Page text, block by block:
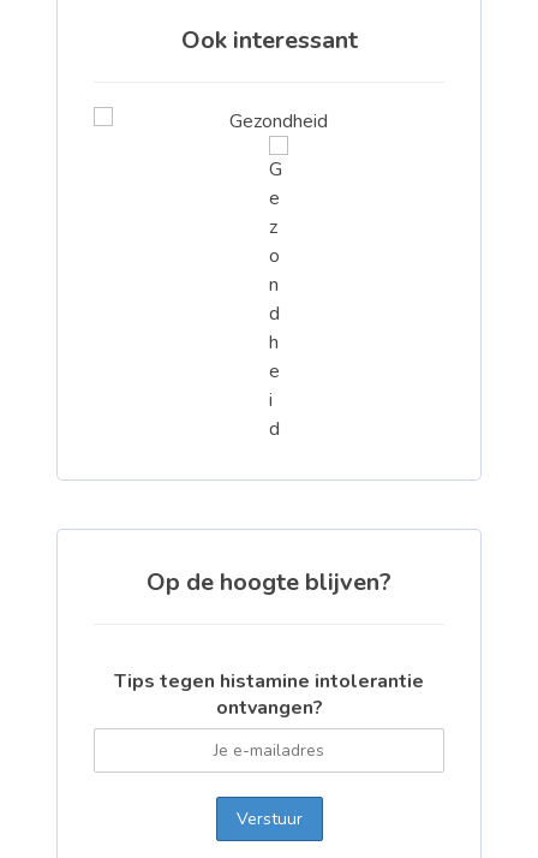
Ook interessant
Op de hoogte blijven?
Tips tegen histamine intolerantie
ontvangen?